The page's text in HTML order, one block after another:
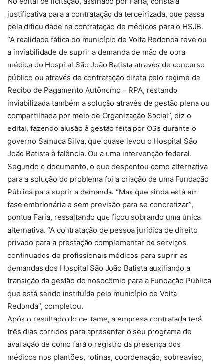
justificativa para a contratação da terceirizada, que passa
pela dificuldade na contratação de médicos para o HSJB.
“A realidade fática do município de Volta Redonda revelou
a inviabilidade de suprir a demanda de mão de obra
médica do Hospital São João Batista através de concurso
público ou através de contratação direta pelo regime de
Recibo de Pagamento Autônomo – RPA, restando
inviabilizada também a solução através de gestão plena ou
compartilhada por meio de Organização Social”, diz o
edital, fazendo alusão à gestão feita por OSs durante o
governo Samuca Silva, que quase levou o Hospital São
João Batista à falência. Ou a uma intervenção federal.
Segundo o documento, o que despontou como alternativa
para a solução do problema foi a criação de uma Fundação
Pública para suprir a demanda. “Mas que ainda está em
fase embrionária e sem previsão para se concretizar”,
pontua Faria, ressaltando que ficou sobrando uma única
alternativa. “A contratação de pessoa jurídica de direito
privado para a prestação complementar de serviços
continuados de profissionais médicos para suprir as
demandas dos Hospital São João Batista auxiliando a
transição da gestão do nosocômio para a Fundação Pública
que está sendo instituída pelo município de Volta
Redonda”, completou.
Após o resultado do certame, a empresa contratada terá
três dias corridos para apresentar o seu programa de
avaliação de como fará o registro da presença dos
médicos nos plantões, rotinas, coordenação, sobreaviso,